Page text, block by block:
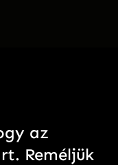
az
Reméljük